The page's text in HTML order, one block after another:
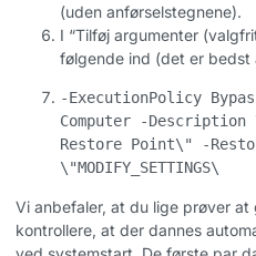
(uden anførselstegnene).
I “Tilføj argumenter
følgende ind (det er bedst
-ExecutionPolicy
Computer -
Restore Point\" -
\"MODIFY_SETTINGS\
Vi anbefaler, at du lige prøver
kontrollere, at der dannes